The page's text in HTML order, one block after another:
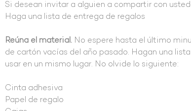
Si desean invitar a alguien a compartir con
Haga una lista de entrega de regalos
Reúna el material. No espere hasta el último
de cartón vacías del año pasado. Hagan una
usar en un mismo lugar. No olvide lo siguiente:
Cinta adhesiva
Papel de regalo